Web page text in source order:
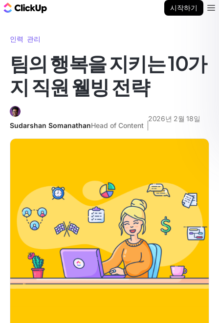
시작하기
인력 관리
팀의 행복을 지키는 10가
지 직원 웰빙 전략
Sudarshan SomanathanHead of Content
2026년 2월 18일